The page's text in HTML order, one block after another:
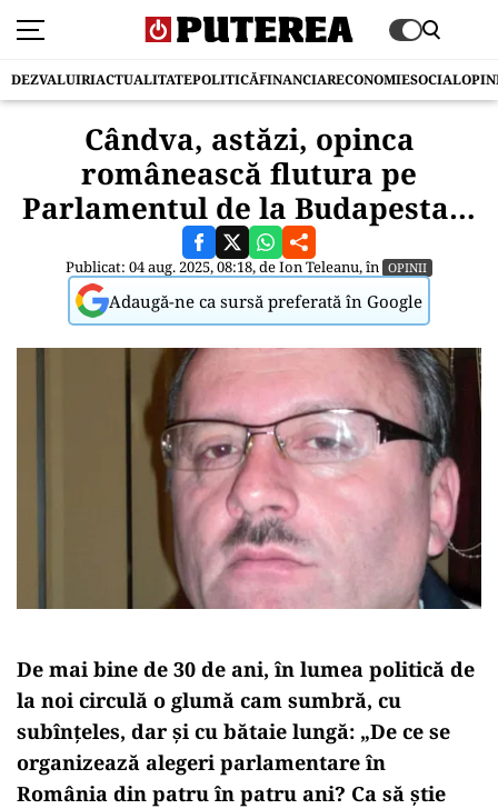
DEZVALUIRIACTUALITATEPOLITICĂFINANCIARECONOMIESOCIAL
Cândva, astăzi, opinca
românească flutura pe
Parlamentul de la Budapesta…
Publicat: 04 aug. 2025, 08:18, deIon Teleanu, în OPINII
Adaugă-ne ca sursă preferată în Google
De mai bine de 30 de ani, în lumea politică de
la noi circulă o glumă cam sumbră, cu
subînțeles, dar și cu bătaie lungă: „De ce se
organizează alegeri parlamentare în
România din patru în patru ani? Ca să știe